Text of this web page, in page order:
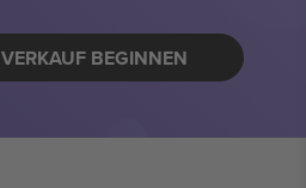
VERKAUF BEGINNEN